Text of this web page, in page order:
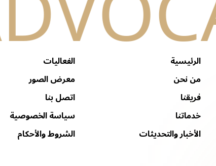
الرئيسية
من نحن
فريقنا
خدماتنا
الأخبار والتحديثات
الفعاليات
معرض الصور
اتصل بنا
سياسة الخصوصية
الشروط والأحكام